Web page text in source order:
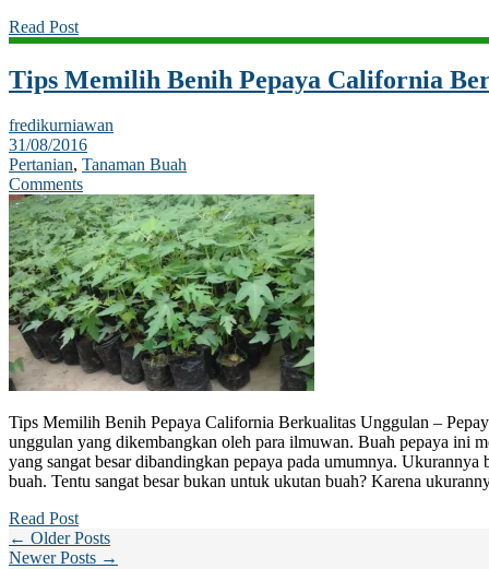
Read Post
Tips Memilih Benih Pepaya California
fredikurniawan
31/08/2016
Pertanian, Tanaman Buah
Comments
Tips Memilih Benih Pepaya California Berkualitas Unggulan –
unggulan yang dikembangkan oleh para ilmuwan. Buah pepaya ini
yang sangat besar dibandingkan pepaya pada umumnya.
buah. Tentu sangat besar bukan untuk ukutan buah? Karena
Read Post
← Older Posts
Newer Posts →